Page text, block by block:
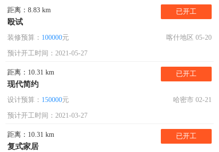
距离：8.83 km
殴试
已开工
装修预算： 100000元 喀什地区 05-20
预计开工时间：2021-05-27
距离：10.31 km
现代简约
已开工
设计预算： 150000元 哈密市 02-21
预计开工时间：2021-03-27
距离：10.31 km
复式家居
已开工